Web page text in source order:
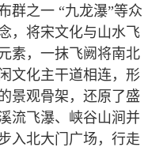
群之一 “九龙瀑”等众
，将宋文化与山水飞
素，一抹飞阙将南北
文化主干道相连，形
景观骨架，还原了盛
流飞瀑、峡谷山涧并
入北大门广场，行走